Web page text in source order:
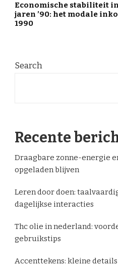
Economische stabiliteit
jaren ’90: het modale
1990
Search
Recente
Draagbare zonne-energie
opgeladen blijven
Leren door doen:
dagelijkse interacties
Thc olie in nederland:
gebruikstips
Accenttekens: kleine